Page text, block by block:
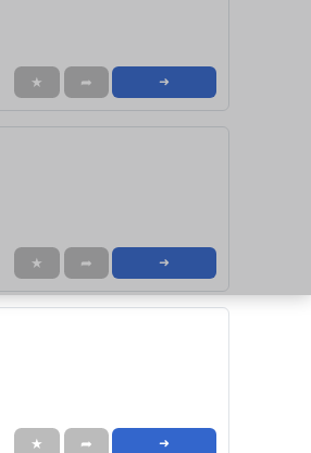
★ ➦ ➜
★ ➦ ➜
★ ➦ ➜